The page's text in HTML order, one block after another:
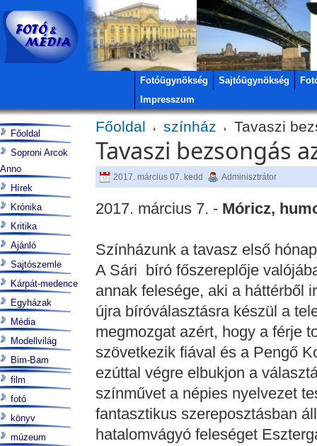
Fotóügynökség Sajtóügynökség
Impresszum
Főoldal színház Tavaszi
Tavaszi bezsongás
2017. március 07. kedd Adminisztrátor
2017. március 7. - Móricz,
Színházunk a tavasz első
A Sári bíró főszereplője
annak felesége, aki a háttérből
újra bíróválasztásra készül a
megmozgat azért, hogy a férje
szövetkezik fiával és a Pengő
ezúttal végre elbukjon a
színművet a népies nyelvezet
fantasztikus szereposztásban
hatalomvágyó feleséget
Főoldal
Soproni Arcok
Anno
Hírek
Krónika
Kritika
Ajánló
Sajtószemle
Kárpát-medence
Egyházak
Média
Modellvilág
Bim-Bam
film
fotó
könyv
múzeum